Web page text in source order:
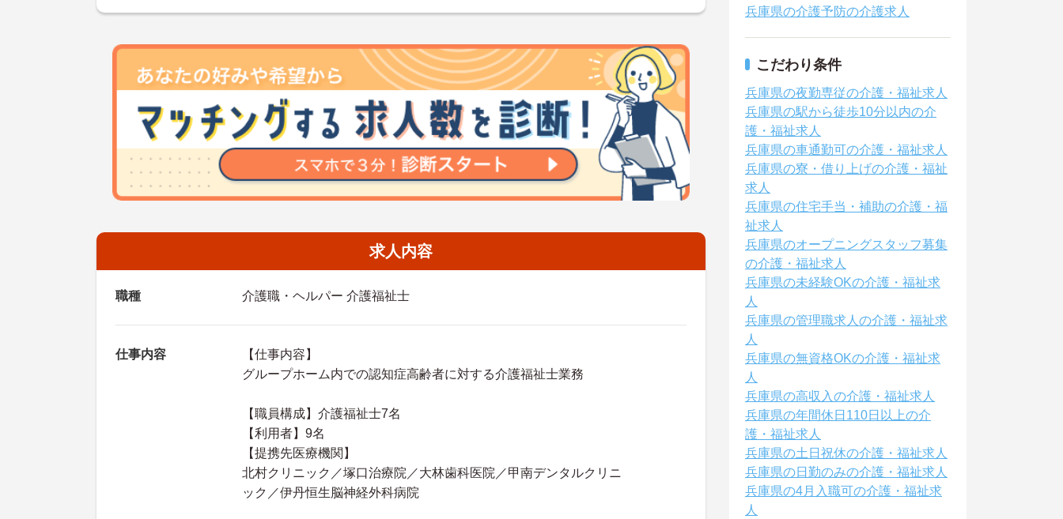
求人内容
職種 介護職・ヘルパー 介護福祉士
仕事内容
【仕事内容】
グループホーム内での認知症高齢者に対する介護福祉士業務
【職員構成】介護福祉士7名
【利用者】9名
【提携先医療機関】
北村クリニック／塚口治療院／大林歯科医院／甲南デンタルクリニ
ック／伊丹恒生脳神経外科病院
兵庫県の介護予防の介護求人
こだわり条件
兵庫県の夜勤専従の介護・福祉求人
兵庫県の駅から徒歩10分以内の介
護・福祉求人
兵庫県の車通勤可の介護・福祉求人
兵庫県の寮・借り上げの介護・福祉
求人
兵庫県の住宅手当・補助の介護・福
祉求人
兵庫県のオープニングスタッフ募集
の介護・福祉求人
兵庫県の未経験OKの介護・福祉求
人
兵庫県の管理職求人の介護・福祉求
人
兵庫県の無資格OKの介護・福祉求
人
兵庫県の高収入の介護・福祉求人
兵庫県の年間休日110日以上の介
護・福祉求人
兵庫県の土日祝休の介護・福祉求人
兵庫県の日勤のみの介護・福祉求人
兵庫県の4月入職可の介護・福祉求
人